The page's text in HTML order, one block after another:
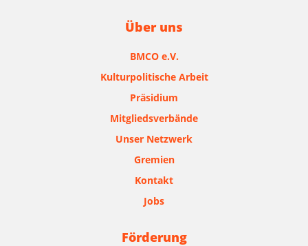
Über uns
BMCO e.V.
Kulturpolitische Arbeit
Präsidium
Mitgliedsverbände
Unser Netzwerk
Gremien
Kontakt
Jobs
Förderung